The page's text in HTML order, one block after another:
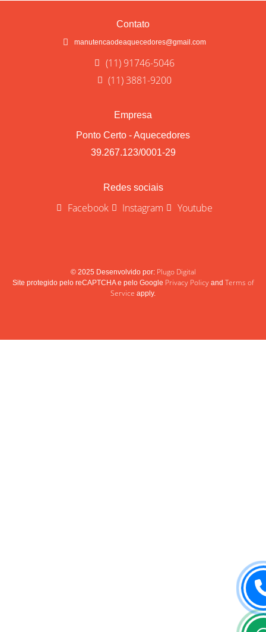
Contato
manutencaodeaquecedores@gmail.com
(11) 91746-5046
(11) 3881-9200
Empresa
Ponto Certo - Aquecedores
39.267.123/0001-29
Redes sociais
Facebook Instagram Youtube
© 2025 Desenvolvido por: Plugo Digital
Site protegido pelo reCAPTCHA e pelo Google Privacy Policyand Terms of
Service apply.